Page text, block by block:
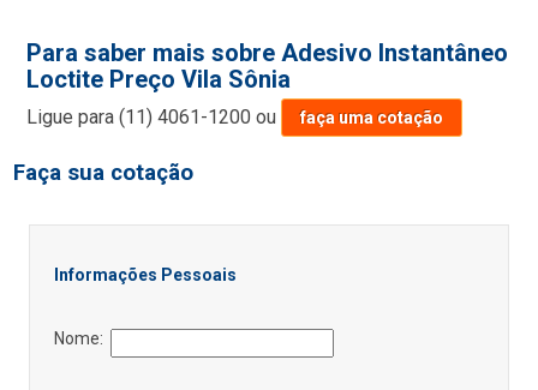
Para saber mais sobre Adesivo Instantâneo
Loctite Preço Vila Sônia
Ligue para(11) 4061-1200 ou faça uma cotação
Faça sua cotação
Informações Pessoais
Nome: